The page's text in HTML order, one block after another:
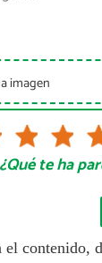
imagen
¿Qué te ha
contenido,